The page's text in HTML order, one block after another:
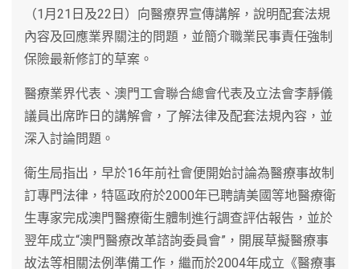
（1月21日及22日）向醫療界宣傳講解，說明配套法規
內容及回應業界關注的問題，並簡介職業民事責任強制
保險最新修訂的草案。
醫療業界代表、澳門工會聯合總會代表及立法會李靜儀
議員出席昨日的講解會，了解法律及配套法規內容，並
深入討論問題。
衛生局指出，早於16年前社會便開始討論為醫療事故制
訂專門法律，特區政府於2000年已聘請美國等地醫療衛
生專家完成澳門醫療衛生體制進行調查評估報告，並於
翌年成立“澳門醫療改革諮詢委員會”，開展草擬醫療事
故法等相關法例準備工作，繼而於2004年成立《醫療事